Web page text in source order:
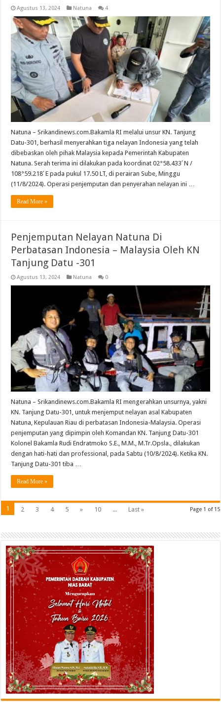
Agustus 13, 2024 Natuna 4
Natuna – Srikandinews.com.Bakamla RI melalui unsur KN. Tanjung
Datu-301, berhasil menyerahkan tiga nelayan Indonesia yang telah
dibebaskan oleh pihak Malaysia kepada Pemerintah Kabupaten
Natuna. Serah terima ini dilakukan pada koordinat 02°58.433′ N /
108°59.218′ E pada pukul 17.50 LT, di perairan Sube, Minggu
(11/8/2024). Operasi penjemputan dan penyerahan nelayan ini …
Read More »
Penjemputan Nelayan Natuna Di
Perbatasan Indonesia – Malaysia Oleh KN
Tanjung Datu -301
Agustus 13, 2024 Natuna 0
Natuna – Srikandinews.com.Bakamla RI mengerahkan unsurnya, yakni
KN. Tanjung Datu-301, untuk menjemput nelayan asal Kabupaten
Natuna, Kepulauan Riau di perbatasan Indonesia-Malaysia. Operasi
penjemputan yang dipimpin oleh Komandan KN. Tanjung Datu-301
Kolonel Bakamla Rudi Endratmoko S.E., M.M., M.Tr.Opsla., dilakukan
dengan hati-hati dan professional, pada Sabtu (10/8/2024). Ketika KN.
Tanjung Datu-301 tiba …
Read More »
Page 1 of 15
1 2 3 4 5 » 10 ... Last »